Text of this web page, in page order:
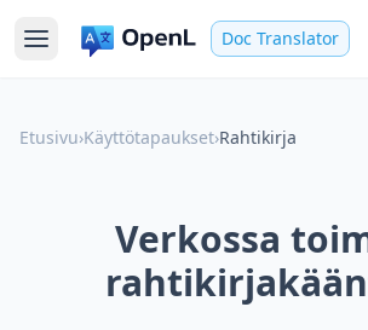
Doc Translator
Etusivu›Käyttötapaukset›Rahtikirja
Verkossa